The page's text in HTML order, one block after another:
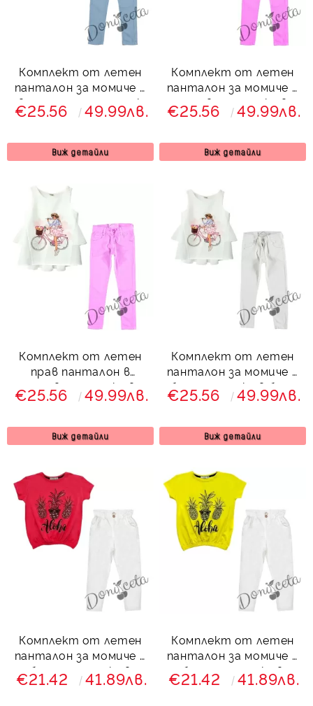
Комплект от летен
панталон за момиче в
светлосиньо с туника
в бяло
€25.56 49.99лв.
Виж детайли
Комплект от летен
панталон за момиче в
розово с туника в
бяло
€25.56 49.99лв.
Виж детайли
Комплект от летен
прав панталон в
розово с туника в
бяло
€25.56 49.99лв.
Виж детайли
Комплект от летен
панталон за момиче в
бяло с туника в бяло
€25.56 49.99лв.
Виж детайли
Комплект от летен
панталон за момиче в
бяло с тениска в
циклама
€21.42 41.89лв.
Комплект от летен
панталон за момиче в
бяло с тениска в
жълто
€21.42 41.89лв.